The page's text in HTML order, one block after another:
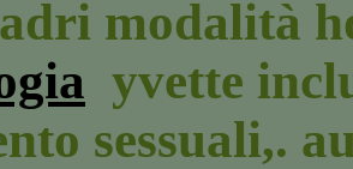
modalità
yvette
sessuali,.